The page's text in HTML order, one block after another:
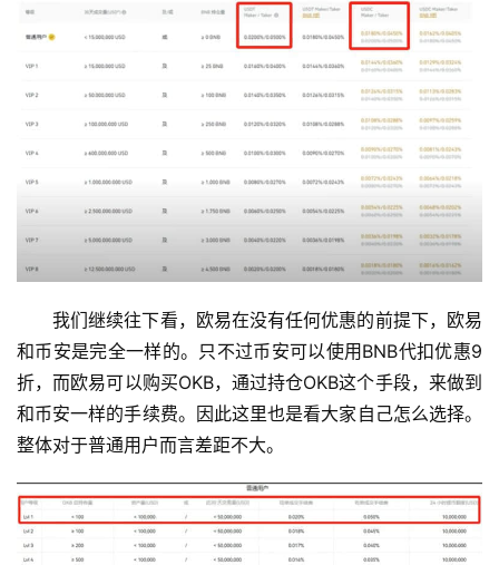
我们继续往下看，欧易在没有任何优惠的前提下，欧易
和币安是完全一样的。只不过币安可以使用BNB代扣优惠9
折，而欧易可以购买OKB，通过持仓OKB这个手段，来做到
和币安一样的手续费。因此这里也是看大家自己怎么选择。
整体对于普通用户而言差距不大。